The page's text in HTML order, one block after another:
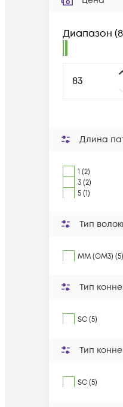
Диапазон (
Длина
1 (2)
3 (2)
5 (1)
Тип
MM (OM3) (5)
Тип
SC (5)
Тип
SC (5)